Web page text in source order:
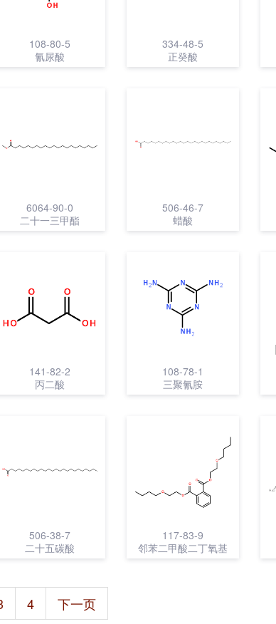
108-80-5
氰尿酸
334-48-5
正癸酸
6064-90-0
二十一三甲酯
506-46-7
蜡酸
141-82-2
丙二酸
108-78-1
三聚氰胺
506-38-7
二十五碳酸
117-83-9
邻苯二甲酸二丁氧基
4 下一页